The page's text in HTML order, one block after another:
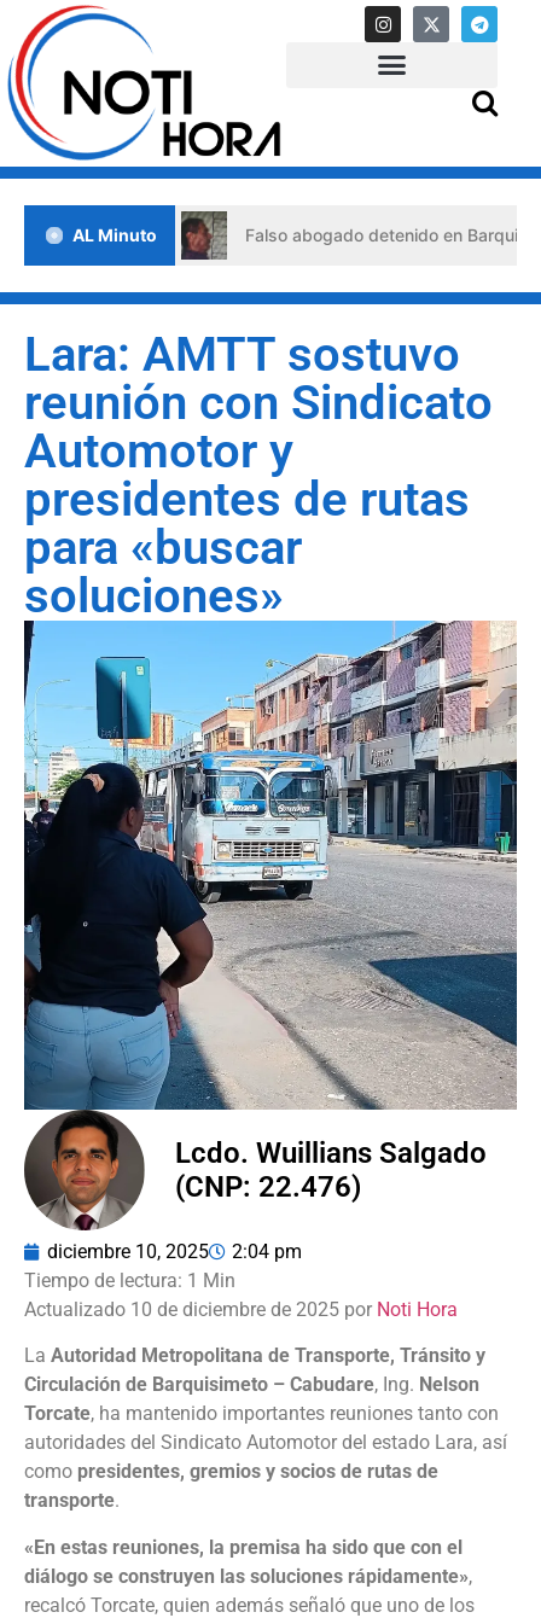
AL Minuto
crisis Falso abogado detenido en Barquisimeto:
Lara: AMTT sostuvo
reunión con Sindicato
Automotor y
presidentes de rutas
para «buscar
soluciones»
Lcdo. Wuillians Salgado
(CNP: 22.476)
diciembre 10, 2025 2:04 pm
Actualizado 10 de diciembre de 2025 por Noti Hora
La Autoridad Metropolitana de Transporte, Tránsito y
Circulación de Barquisimeto – Cabudare, Ing. Nelson
Torcate, ha mantenido importantes reuniones tanto con
autoridades del Sindicato Automotor del estado Lara, así
como presidentes, gremios y socios de rutas de
transporte.
«En estas reuniones, la premisa ha sido que con el
diálogo se construyen las soluciones rápidamente»,
recalcó Torcate, quien además señaló que uno de los